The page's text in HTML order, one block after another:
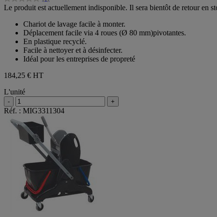
0.0
sur
étoiles.
Le produit est actuellement indisponible. Il sera bientôt de retour en
Chariot de lavage facile à monter.
Déplacement facile via 4 roues (Ø 80 mm)pivotantes.
En plastique recyclé.
Facile à nettoyer et à désinfecter.
Idéal pour les entreprises de propreté
184,25 € HT
L'unité
- +
Réf. : MIG3311304